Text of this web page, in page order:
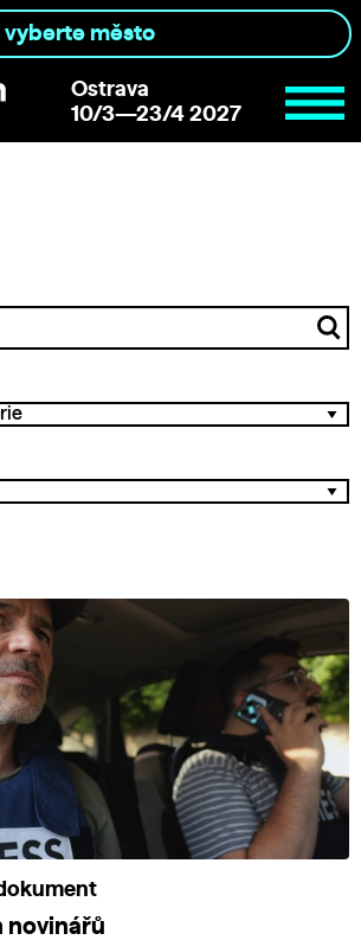
Ostrava
10/3—23/4 2027
novinářů